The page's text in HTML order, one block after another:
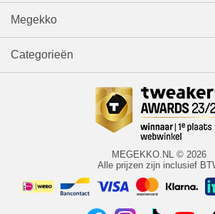
Megekko
Categorieën
MEGEKKO.NL © 2026
Alle prijzen zijn inclusief